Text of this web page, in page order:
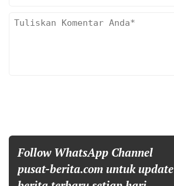
Follow WhatsApp Channel
pusat-berita.com untuk update